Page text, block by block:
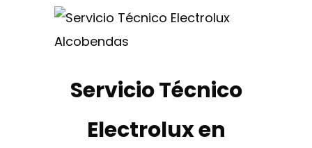
Servicio Técnico
Electrolux en